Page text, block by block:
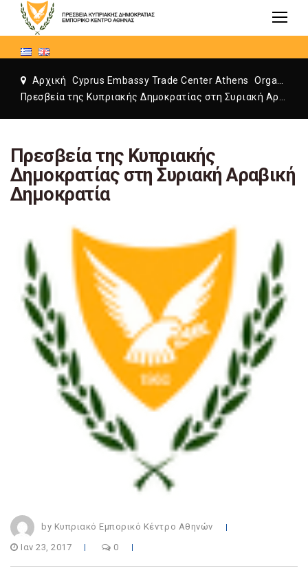
Αρχική Cyprus Embassy Trade Center Athens
Organization
Πρεσβεία της Κυπριακής
Δημοκρατίας στη Συριακή Αραβική
Δημοκρατία
by Κυπριακό Εμπορικό Κέντρο Αθηνών
Ιαν 23, 2017 0